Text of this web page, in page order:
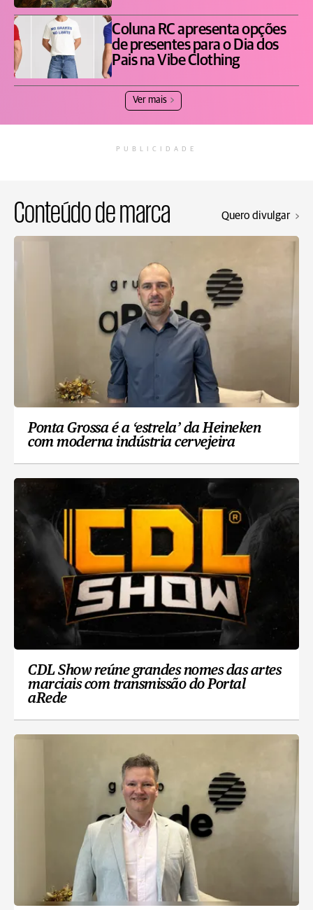
Coluna RC apresenta opções
de presentes para o Dia dos
Pais na Vibe Clothing
Ver mais
PUBLICIDADE
Conteúdo de marca Quero divulgar
Ponta Grossa é a ‘estrela’ da Heineken
com moderna indústria cervejeira
CDL Show reúne grandes nomes das artes
marciais com transmissão do Portal
aRede